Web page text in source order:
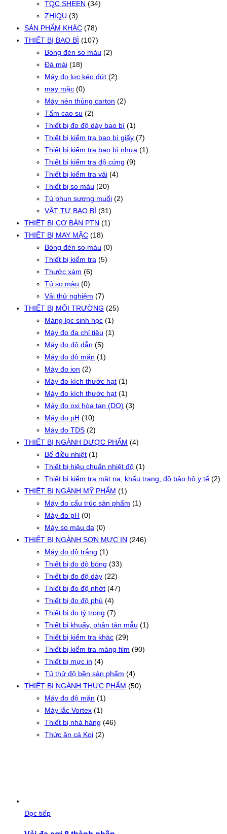
TQC SHEEN (34)
ZHIQU (3)
SẢN PHẨM KHÁC (78)
THIẾT BỊ BAO BÌ (107)
Bóng đèn so màu (2)
Đá mài (18)
Máy đo lực kéo đứt (2)
may mặc (0)
Máy nén thùng carton (2)
Tấm cao su (2)
Thiết bị đo độ dày bao bì (1)
Thiết bị kiểm tra bao bì giấy (7)
Thiết bị kiểm tra bao bì nhựa (1)
Thiết bị kiểm tra độ cứng (9)
Thiết bị kiểm tra vải (4)
Thiết bị so màu (20)
Tủ phun sương muối (2)
VẬT TƯ BAO BÌ (31)
THIẾT BỊ CƠ BẢN PTN (1)
THIẾT BỊ MAY MẶC (18)
Bóng đèn so màu (0)
Thiết bị kiểm tra (5)
Thước xám (6)
Tủ so màu (0)
Vải thử nghiệm (7)
THIẾT BỊ MÔI TRƯỜNG (25)
Màng lọc sinh học (1)
Máy đo đa chỉ tiêu (1)
Máy đo độ dẫn (5)
Máy đo độ mặn (1)
Máy đo ion (2)
Máy đo kích thước hạt (1)
Máy đo kích thước hạt (1)
Máy đo oxi hòa tan (DO) (3)
Máy đo pH (10)
Máy đo TDS (2)
THIẾT BỊ NGÀNH DƯỢC PHẨM (4)
Bể điều nhiệt (1)
Thiết bị hiệu chuẩn nhiệt độ (1)
Thiết bị kiểm tra mặt nạ, khẩu trang, đồ bảo hộ y tế (2)
THIẾT BỊ NGÀNH MỸ PHẨM (1)
Máy đo cấu trúc sản phẩm (1)
Máy đo pH (0)
Máy so màu da (0)
THIẾT BỊ NGÀNH SƠN MỰC IN (246)
Máy đo độ trắng (1)
Thiết bị đo độ bóng (33)
Thiết bị đo độ dày (22)
Thiết bị đo độ nhớt (47)
Thiết bị đo độ phủ (4)
Thiết bị đo tỷ trọng (7)
Thiết bị khuấy, phân tán mẫu (1)
Thiết bị kiểm tra khác (29)
Thiết bị kiểm tra màng film (90)
Thiết bị mực in (4)
Tủ thử độ bền sản phẩm (4)
THIẾT BỊ NGÀNH THỰC PHẨM (50)
Máy đo độ mặn (1)
Máy lắc Vortex (1)
Thiết bị nhà hàng (46)
Thức ăn cá Koi (2)
Đọc tiếp